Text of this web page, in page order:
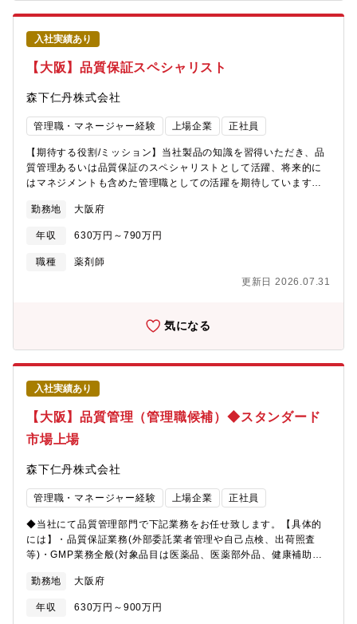
ださい。その後、既存取引先を引き継いでいきます。OJTがメイ
ンとなりますが、商品担当より1週間程度の知識習得研修を実施し
ますのでご安心ください。＜入社後活動内容の一例＞ ・情報収
集、仮説立案：ヒアリングから課題の本質を捉え、施策に向けた
仮説立案 ・調査分析：仮説をもとに、現状課題の調査や過去施
策、競合分析 ・企画提案：施策の目的や期待する成果、具体的
な施策内容を盛り込み実行プラン提案 ・プロジェクト管理：
PDCAを回し、KPI達成に向けて継続的なアクションを続ける＜1
日の動き(例)＞ 部内MT/分析や企画提案資料作成/代理店との事前
商談/クライアントへの提案・プロジェクトへの情報共有等＜業務
の特徴・魅力＞ 取り扱う商品はロングセラー口中清涼剤『仁丹』
や医薬品・健康?品・サプリメント等。ドラッグストアや代理店な
セッティングなどをお任せします。商品にしっかり向き合ってほ
ん。＜将来のキャリアパス＞ 当社は社歴や年齢に関係なくしっ
かりと評価制度を運用しています。部門の中途入社は半数以上で
後の当社を支えてくれる管理職としてぜひ活躍してください。＜
ることは『商品に愛情を持つこと』。商品の良さを伝え、お客様
の利益をしっかりと追及しています。得意先とのやり取りを通じ
て、市場のダイナミックな動きを体感し、そのうねりの中で当社
製品をPRし、採用につなげることで大きな達成感を味わうことが
できます。【募集背景】■現在部門営業メンバーのマネジメントや
育成を副部長が担っている状況です。今回の採用を通して、管理
職候補として近い将来にメンバーマネジメントを担っていただけ
る方を求めています。【正規雇用労働者の中途採用比率】◇2022
年度 50％◇2023年度 71％◇2024年度 41％
入社実績あり
【大阪】品質保証スペシャリスト
森下仁丹株式会社
管理職・マネージャー経験 上場企業 正社員
【期待する役割/ミッション】当社製品の知識を習得いただき、品
質管理あるいは品質保証のスペシャリストとして活躍、将来的に
はマネジメントも含めた管理職としての活躍を期待しています。
国内外、医薬品等製造所への管理、監督（委託工場の監査、改善
指導等）(3)医療用医薬品承認書と製造実態の点検業務（試験デー
タ監査等含む）(4)各製品（医療用医薬品、機能性表示食品、食品
等）について、品質に問題がないことを確認する業務（製品開発
社員7名（男性3名、女性4名）、派遣社員1名【働き方】■年間休
給・子ども1人につき年5日まで:その他規定あり）【教育制度・資
格補助補足】■新入社員研修■OJT■若手社員研修■中堅社員研修■
リーダー研修■次期管理職研修■管理職研修■資格取得全額補助制度
■通信教育半額補助制度【特徴】同社は創業130年で、老舗企業と
いうイメージが根強いですが、実は「挑戦」が大好きな企業で
す。口中清涼剤「仁丹」で知名度を築きあげてきましたが、そこ
にとどまるのではなく、独自のブランドの上に新たな収入源を構
築してきました。古くはビフィーナなどの健康食品に始まり、近
年は化粧品向けにも独自のカプセル技術を応用するなど、新しい
野と位置付けているセルフメディケーションブランドの「メディ
ケア」シリーズでは、ドラッグストアを主な販路として新たな顧
客層を今もなお開拓し続けています。
勤務地 大阪府
年収 630万円～790万円
職種
薬剤師
更新日 2026.07.31
気になる
入社実績あり
【大阪】品質管理（管理職候補）◆スタンダード
市場上場
森下仁丹株式会社
管理職・マネージャー経験 上場企業 正社員
◆当社にて品質管理部門で下記業務をお任せ致します。【具体的
には】・品質保証業務(外部委託業者管理や自己点検、出荷照査
等)・GMP業務全般(対象品目は医薬品、医薬部外品、健康補助食
門との調整・原材料や医薬品、食品等の試験・分析業務(HPLC、
GC、FTIR、崩壊試験器等)■組織構成：正社員6名(男性2名・女性
4名）で、平均年齢31.6歳の組織となります。新卒入社・中途入社
勤務地 大阪府
年収 630万円～900万円